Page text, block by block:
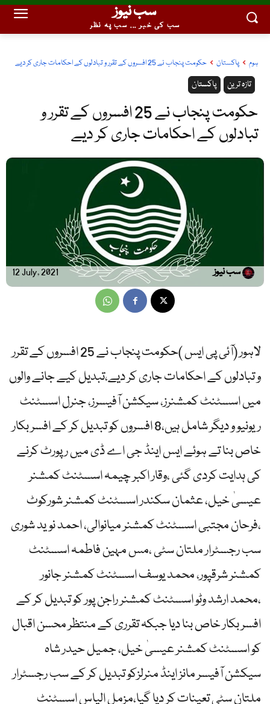
سب نیوز
سب کی خبر ... سب پہ نظر
ہوم پاکستان حکومت پنجاب نے 25 افسروں کے تقرر و تبادلوں کے احکامات جاری کر دیے
پاکستان تازہ ترین
حکومت پنجاب نے 25 افسروں کے تقرر و
تبادلوں کے احکامات جاری کر دیے
12 July, 2021 سب نیوز
لاہور (آئی پی ایس )حکومت پنجاب نے 25 افسروں کے تقرر
و تبادلوں کے احکامات جاری کر دیے،تبدیل کیے جانے والوں
میں اسسٹنٹ کمشنرز، سیکشن آفیسرز، جنرل اسسٹنٹ
ریونیو و دیگر شامل ہیں،8 افسروں کو تبدیل کر کے افسر بکار
خاص بنا تے ہوئے ایس اینڈ جی اے ڈی میں رپورٹ کرنے
کی ہدایت کردی گئی ،وقار اکبر چیمہ اسسٹنٹ کمشنر
عیسیٰ خیل، عثمان سکندر اسسٹنٹ کمشنر شورکوٹ
،فرحان مجتبی اسسٹنٹ کمشنر میانوالی، احمد نوید شوری
سب رجسٹرار ملتان سٹی ،مس مہین فاطمہ اسسٹنٹ
کمشنر شرقپور، محمد یوسف اسسٹنٹ کمشنر جانور
،محمد ارشد وٹو اسسٹنٹ کمشنر راجن پور کو تبدیل کر کے
افسر بکار خاص بنا دیا جبکہ تقرری کے منتظر محسن اقبال
کو اسسٹنٹ کمشنر عیسیٰ خیل، جمیل حیدر شاہ
سیکشن آفیسر مانز اینڈ منرلزکو تبدیل کر کے سب رجسٹرار
ملتان سٹی تعینات کر دیا گیا،مزمل الیاس اسسٹنٹ